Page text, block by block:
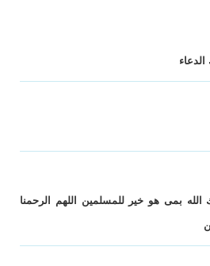
الله بمى هو خير للمسلمين اللهم الرحمنا